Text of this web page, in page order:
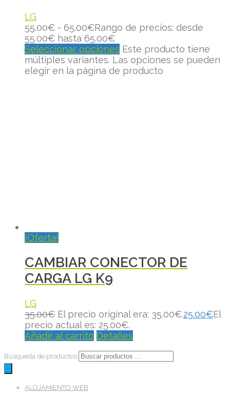
LG
55.00€ - 65.00€Rango de precios: desde
55.00€ hasta 65.00€
Seleccionar opciones Este producto tiene
múltiples variantes. Las opciones se pueden
elegir en la página de producto
¡Oferta!
CAMBIAR CONECTOR DE
CARGA LG K9
LG
35.00€ El precio original era: 35.00€.25.00€El
precio actual es: 25.00€.
Añadir al carrito Detalles
Búsqueda de productos
ALOJAMIENTO WEB